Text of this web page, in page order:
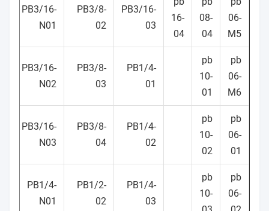
06-
M5
08-
04
16-
04
PB3/16-
03
PB3/8-
02
PB3/16-
N01
pb
06-
M6
pb
10-
01
PB1/4-
01
PB3/8-
03
PB3/16-
N02
pb
06-
01
pb
10-
02
PB1/4-
02
PB3/8-
04
PB3/16-
N03
pb
06-
pb
10-
PB1/4-
03
PB1/2-
02
PB1/4-
N01